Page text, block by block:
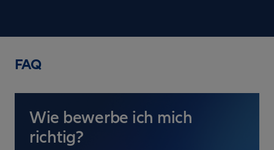
FAQ
Wie bewerbe ich mich
richtig?